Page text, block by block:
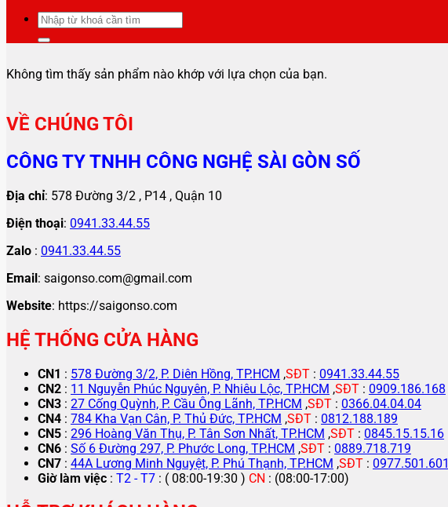
Tìm
kiếm:
Không tìm thấy sản phẩm nào khớp với lựa chọn của bạn.
VỀ CHÚNG TÔI
CÔNG TY TNHH CÔNG NGHỆ SÀI GÒN SỐ
Địa chỉ: 578 Đường 3/2 , P14 , Quận 10
Điện thoại: 0941.33.44.55
Zalo : 0941.33.44.55
Email: saigonso.com@gmail.com
Website: https://saigonso.com
HỆ THỐNG CỬA HÀNG
CN1 : 578 Đường 3/2, P. Diên Hồng, TP.HCM ,SĐT : 0941.33.44.55
CN2 : 11 Nguyễn Phúc Nguyên, P. Nhiêu Lộc, TP.HCM ,SĐT : 0909.186.168
CN3 : 27 Cống Quỳnh, P. Cầu Ông Lãnh, TP.HCM ,SĐT : 0366.04.04.04
CN4 : 784 Kha Vạn Cân, P. Thủ Đức, TP.HCM ,SĐT : 0812.188.189
CN5 : 296 Hoàng Văn Thụ, P. Tân Sơn Nhất, TP.HCM ,SĐT : 0845.15.15.16
CN6 : Số 6 Đường 297, P. Phước Long, TP.HCM ,SĐT : 0889.718.719
CN7 : 44A Lương Minh Nguyệt, P. Phú Thạnh, TP.HCM ,SĐT : 0977.501.601
Giờ làm việc : T2 - T7 : ( 08:00-19:30 ) CN : (08:00-17:00)